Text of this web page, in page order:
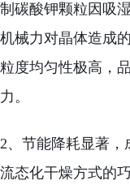
制碳酸钾颗粒因吸
机械力对晶体造成
粒度均匀性极高，
力。
2、节能降耗显著，
流态化干燥方式的